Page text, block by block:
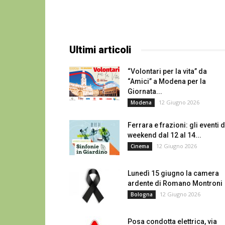
Ultimi articoli
“Volontari per la vita” da
“Amici” a Modena per la
Giornata...
Modena 12 Giugno 2026
Ferrara e frazioni: gli eventi
weekend dal 12 al 14...
Cinema 12 Giugno 2026
Lunedì 15 giugno la camera
ardente di Romano Montroni
Bologna 12 Giugno 2026
Posa condotta elettrica, via